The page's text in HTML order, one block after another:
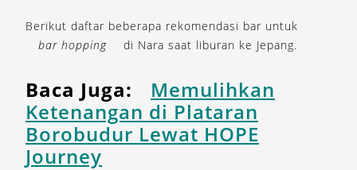
Berikut daftar beberapa rekomendasi bar untuk
bar hopping
di Nara saat liburan ke Jepang.
Baca Juga:
Memulihkan
Ketenangan di Plataran
Borobudur Lewat HOPE
Journey